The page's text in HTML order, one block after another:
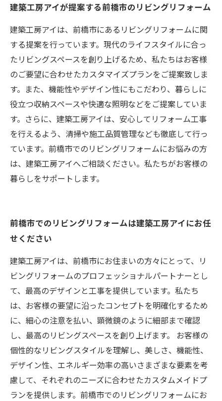
全て建築工房アイにお任せ
建築工房アイのリビングリフォームで、自分だ
けのオリジナル空間を手に入れよう
建築工房アイが提案する前橋市のリビングリフォーム
建築工房アイは、前橋市にあるリビングリフォームに関
する提案を行っています。現代のライフスタイルに合っ
たリビングスペースを創り上げるため、私たちはお客様
のご要望に合わせたカスタマイズプランをご提案致しま
す。また、機能性やデザイン性にもこだわり、暮らしに
役立つ収納スペースや快適な照明などをご提案していま
す。さらに、建築工房アイは、安心してリフォーム工事
を行えるよう、清掃や施工品質管理なども徹底して行っ
ています。前橋市でのリビングリフォームにお悩みの方
は、建築工房アイへご相談ください。私たちがお客様の
暮らしをサポートします。
前橋市でのリビングリフォームは建築工房アイにお任
せください
建築工房アイは、前橋市にお住まいの方々にとって、リ
ビングリフォームのプロフェッショナルパートナーとし
て、最高のデザインと工事を提供しています。私たち
は、お客様の要望に沿ったコンセプトを明確化するため
に、細心の注意を払い、顕微鏡のように細部まで確認
し、最高のリビングスペースを創り上げます。 お客様の
個性的なリビングスタイルを理解し、美しさ、機能性、
デザイン性、エネルギー効率の高いさまざまな要素を考
慮して、それぞれのニーズに合わせたカスタムメイドプ
ランを提供します。前橋市でのリビングリフォームにお